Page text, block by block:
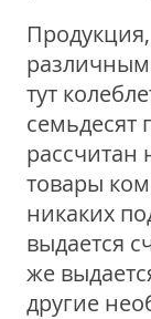
тут
семьдесят
рассчитан
товары
никаких
выдается
же
другие